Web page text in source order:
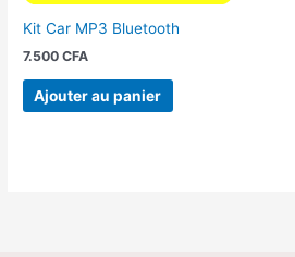
Kit Car MP3 Bluetooth
7.500CFA
Ajouter au panier